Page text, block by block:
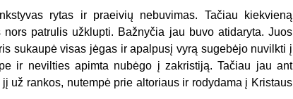
rytas ir praeivių nebuvimas. Tačiau kiekvieną
patrulis užklupti. Bažnyčia jau buvo atidaryta. Juos
sukaupė visas jėgas ir apalpusį vyrą sugebėjo nuvilkti į
ir nevilties apimta nubėgo į zakristiją. Tačiau jau ant
už rankos, nutempė prie altoriaus ir rodydama į Kristaus